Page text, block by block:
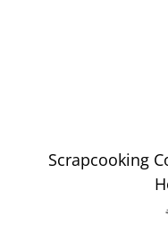
Scrapcooking